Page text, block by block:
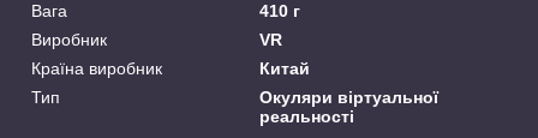
Вага
410 г
Виробник
VR
Країна виробник
Китай
Тип
Окуляри віртуальної
реальності